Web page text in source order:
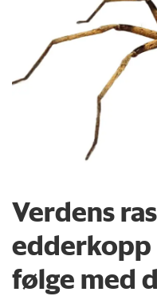
Verdens
edderkopp
følge med